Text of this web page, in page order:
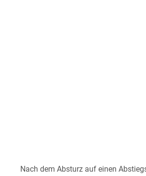
Nach dem Absturz auf einen